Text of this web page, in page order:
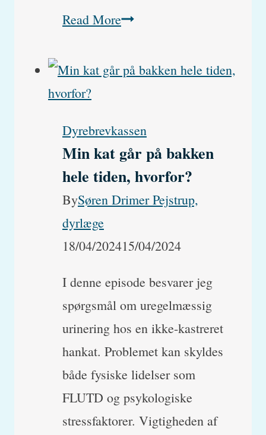
Read MoreGammel
der
men
taber
sig?
Dyrebrevkassen
Min kat går på bakken
hele tiden, hvorfor?
BySøren Drimer Pejstrup,
dyrlæge
18/04/202415/04/2024
I denne episode besvarer jeg
spørgsmål om uregelmæssig
urinering hos en ikke-kastreret
hankat. Problemet kan skyldes
både fysiske lidelser som
FLUTD og psykologiske
stressfaktorer. Vigtigheden af